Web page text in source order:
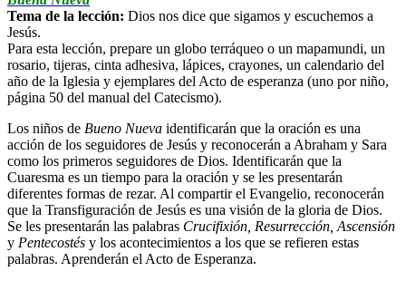
Tema de la lección: Dios nos dice que sigamos y escuchemos a
Jesús.
Para esta lección, prepare un globo terráqueo o un mapamundi, un
rosario, tijeras, cinta adhesiva, lápices, crayones, un calendario del
año de la Iglesia y ejemplares del Acto de esperanza (uno por niño,
página 50 del manual del Catecismo).
Los niños de Bueno Nueva identificarán que la oración es una
acción de los seguidores de Jesús y reconocerán a Abraham y Sara
como los primeros seguidores de Dios. Identificarán que la
Cuaresma es un tiempo para la oración y se les presentarán
diferentes formas de rezar. Al compartir el Evangelio, reconocerán
que la Transfiguración de Jesús es una visión de la gloria de Dios.
Se les presentarán las palabras Crucifixión, Resurrección, Ascensión
y Pentecostés y los acontecimientos a los que se refieren estas
palabras. Aprenderán el Acto de Esperanza.